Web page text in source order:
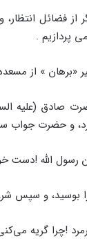
از فضائل انتظار،
پردازیم .
«برهان » از
صادق (علیه
و حضرت جواب
رسول الله !دست
و سپس
!چرا گریه